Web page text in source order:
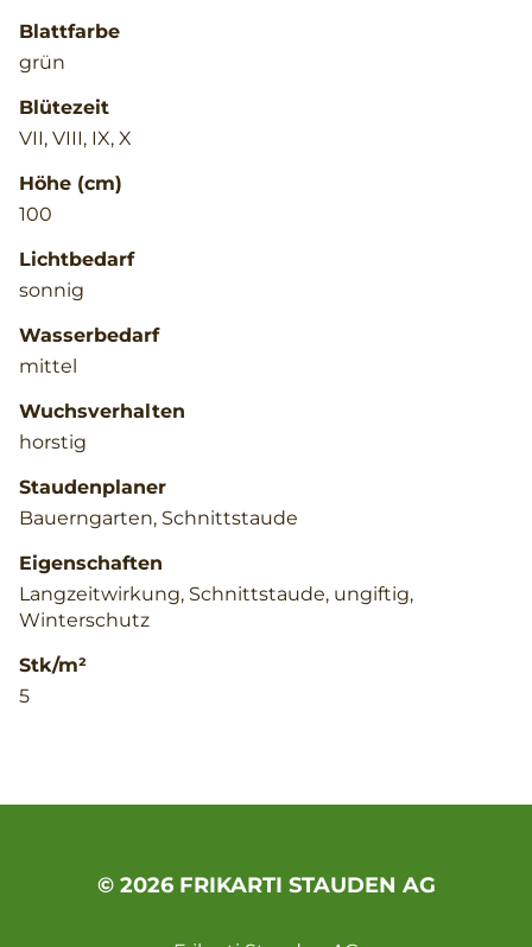
Blattfarbe
grün
Blütezeit
VII, VIII, IX, X
Höhe (cm)
100
Lichtbedarf
sonnig
Wasserbedarf
mittel
Wuchsverhalten
horstig
Staudenplaner
Bauerngarten, Schnittstaude
Eigenschaften
Langzeitwirkung, Schnittstaude, ungiftig,
Winterschutz
Stk/m²
5
© 2026 FRIKARTI STAUDEN AG